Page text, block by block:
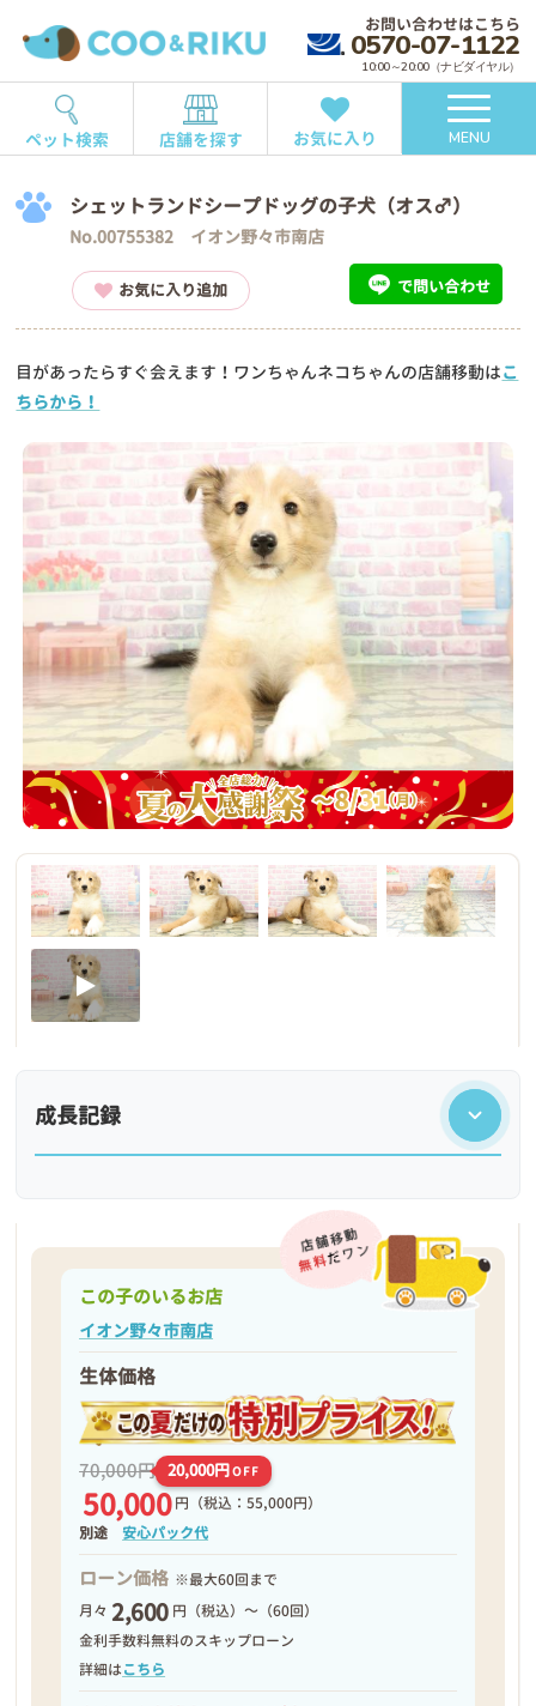
お問い合わせはこちら
0570-07-1122
10:00～20:00（ナビダイヤル）
ペット検索 店舗を探す お気に入り MENU
シェットランドシープドッグの子犬（オス♂）
No.00755382 イオン野々市南店
お気に入り追加 で問い合わせ
目があったらすぐ会えます！ワンちゃんネコちゃんの店舗移動はこ
ちらから！
成長記録
2026年03月13日
この子のいるお店
イオン野々市南店
生体価格
70,000円 20,000円OFF
50,000 円 （税込：55,000円）
別途安心パック代
ローン価格 ※最大60回まで
月々 2,600 円（税込）～（60回）
金利手数料無料のスキップローン
詳細はこちら